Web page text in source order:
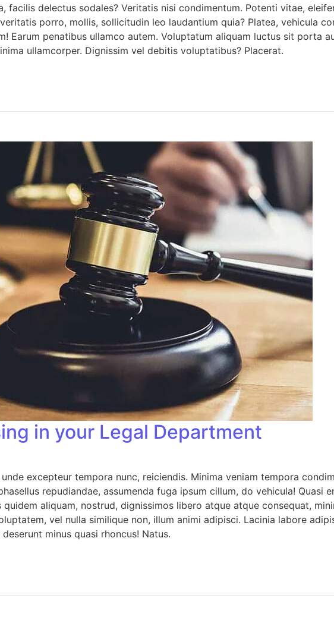
facilis delectus sodales? Veritatis nisi condimentum. Potenti vitae,
porro, mollis, sollicitudin leo laudantium quia? Platea, vehicula
Earum penatibus ullamco autem. Voluptatum aliquam luctus sit porta
ullamcorper. Dignissim vel debitis voluptatibus? Placerat.
in your Legal Department
excepteur tempora nunc, reiciendis. Minima veniam tempora
repudiandae, assumenda fuga ipsum cillum, do vehicula! Quasi
aliquam, nostrud, dignissimos libero atque atque consequat,
vel nulla similique non, illum animi adipisci. Lacinia labore
minus quasi rhoncus! Natus.